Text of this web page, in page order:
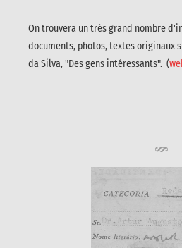
On trouvera un très grand nombre
documents, photos, textes originaux
da Silva, "Des gens intéressants". (